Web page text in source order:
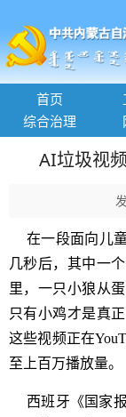
首页
综合治理
AI垃圾视
在一段面向儿
几秒后，其中一
里，一只小狼从
只有小鸡才是真
这些视频正在
至上百万播放量。
西班牙《国家